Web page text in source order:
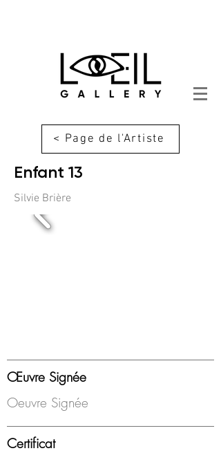
< Page de l'Artiste
Enfant 13
Silvie Brière
Œuvre Signée
Oeuvre Signée
Certificat